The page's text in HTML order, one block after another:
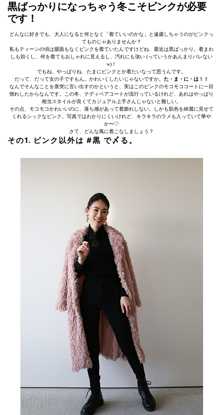
黒ばっかりになっちゃう冬こそピンクが必要
です！
どんなに好きでも、大人になると何となく「着ていいのかな」と遠慮しちゃうのがピンクっ
てものじゃありませんか？
私もティーンの頃は臆面もなくピンクを着ていたんですけどね、最近は黒ばっかり。着まわ
しも効くし、何を着てもおしゃれに見えるし、汚れにも強い (っていうかあんまりバレない
w)！
でもね、やっぱりね、たまにピンクとか着たいなって思うんです。
だって、だって女の子ですもん。かわいくしたいじゃないですか。 た・ま・に・は！！
なんでそんなことを唐突に言い出すのかというと、実はこのピンクのモコモココートに一目
惚れしたからなんです。この冬、テディベアコートが流行っているけれど、あれはやっぱり
相当スタイルが良くてカジュアル上手さんじゃないと難しい。
その点、モコモコかわいいのに、落ち感があって着膨れしない。しかも肌色を綺麗に見せて
くれるシックなピンク。写真ではわかりにくいけれど、キラキラのラメも入っていて華や
か〜♡
さて、どんな風に着こなしましょう？
その1. ピンク以外は #黒 で〆る。